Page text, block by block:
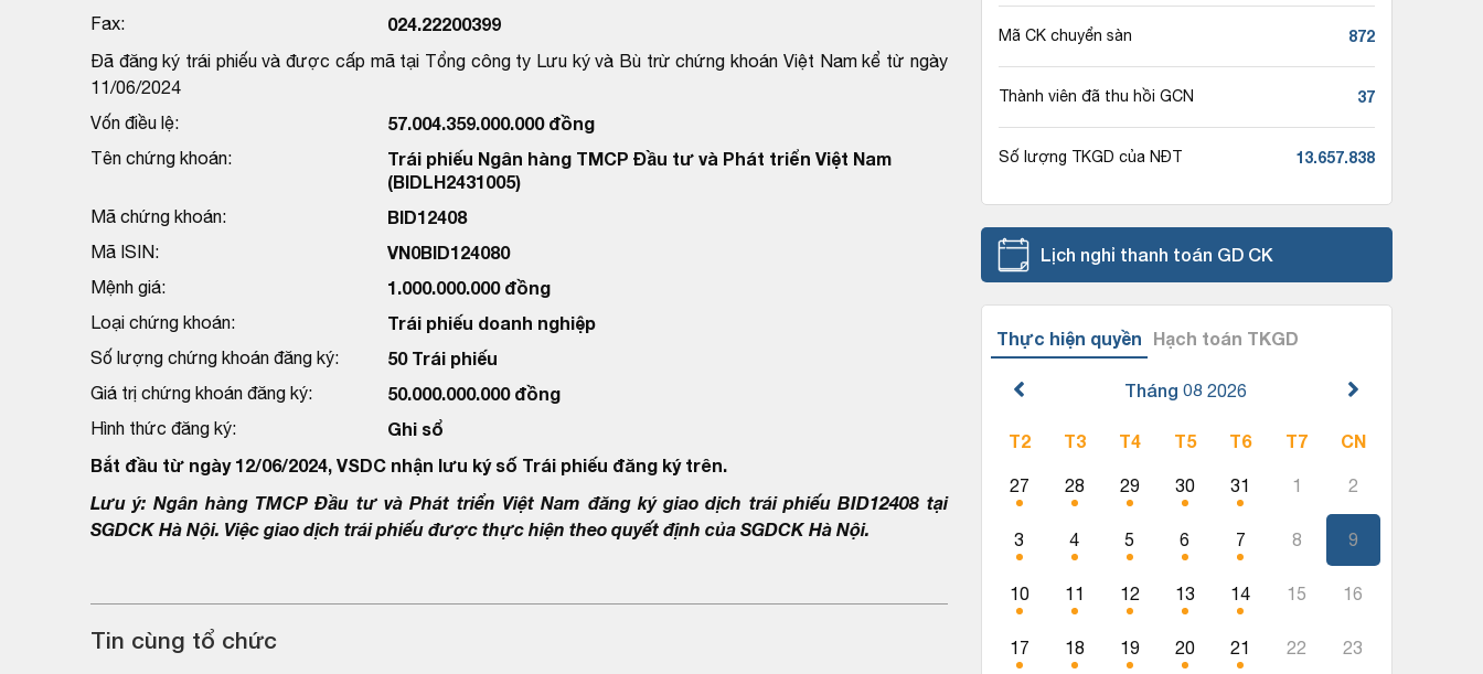
Fax: 024.22200399
Đã đăng ký trái phiếu và được cấp mã tại Tổng công ty Lưu ký và Bù trừ chứng khoán Việt Nam kể từ ngày
11/06/2024
Vốn điều lệ:
57.004.359.000.000 đồng
Tên chứng khoán:
Trái phiếu Ngân hàng TMCP Đầu tư và Phát triển Việt Nam
(BIDLH2431005)
Mã chứng khoán: BID12408
Mã ISIN: VN0BID124080
Mệnh giá: 1.000.000.000 đồng
Loại chứng khoán: Trái phiếu doanh nghiệp
Số lượng chứng khoán đăng ký: 50 Trái phiếu
Giá trị chứng khoán đăng ký: 50.000.000.000 đồng
Hình thức đăng ký:
Ghi sổ
Bắt đầu từ ngày 12/06/2024, VSDC nhận lưu ký số Trái phiếu đăng ký trên.
Lưu ý: Ngân hàng TMCP Đầu tư và Phát triển Việt Nam đăng ký giao dịch trái phiếu BID12408 tại
SGDCK Hà Nội. Việc giao dịch trái phiếu được thực hiện theo quyết định của SGDCK Hà Nội.
Tin cùng tổ chức
Mã CK chuyển sàn 872
Thành viên đã thu hồi GCN 37
Số lượng TKGD của NĐT 13.657.838
Lịch nghỉ thanh toán GD CK
Thực hiện quyền Hạch toán TKGD
Tháng 08 2026
T2 T3 T4 T5 T6 T7 CN
27 28 29 30 31 1 2
3 4 5 6 7 8 9
10 11 12 13 14 15 16
17 18 19 20 21 22 23